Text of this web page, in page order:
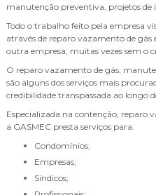
manutenção preventiva, projetos de
Todo o trabalho feito pela empresa
através de reparo vazamento de
outra empresa, muitas vezes sem o
O reparo vazamento de gás,
são alguns dos serviços mais
credibilidade transpassada ao longo
Especializada na contenção, reparo
a GASMEC presta serviços para:
Condomínios;
Empresas;
Síndicos;